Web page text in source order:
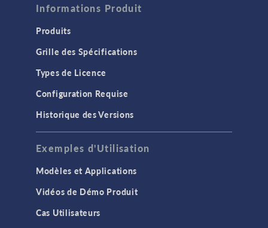
Informations Produit
Produits
Grille des Spécifications
Types de Licence
Configuration Requise
Historique des Versions
Exemples d'Utilisation
Modèles et Applications
Vidéos de Démo Produit
Cas Utilisateurs